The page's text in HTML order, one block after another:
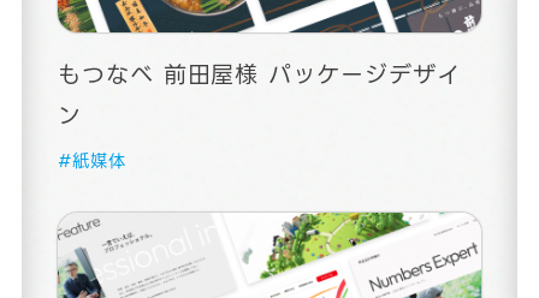
もつなべ 前田屋様 パッケージデザイ
ン
#紙媒体